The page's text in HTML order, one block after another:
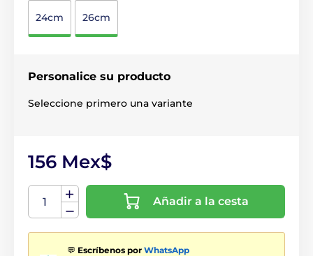
24cm 26cm
Personalice su producto
Seleccione primero una variante
156 Mex$
Añadir a la cesta
💬 Escríbenos por WhatsApp